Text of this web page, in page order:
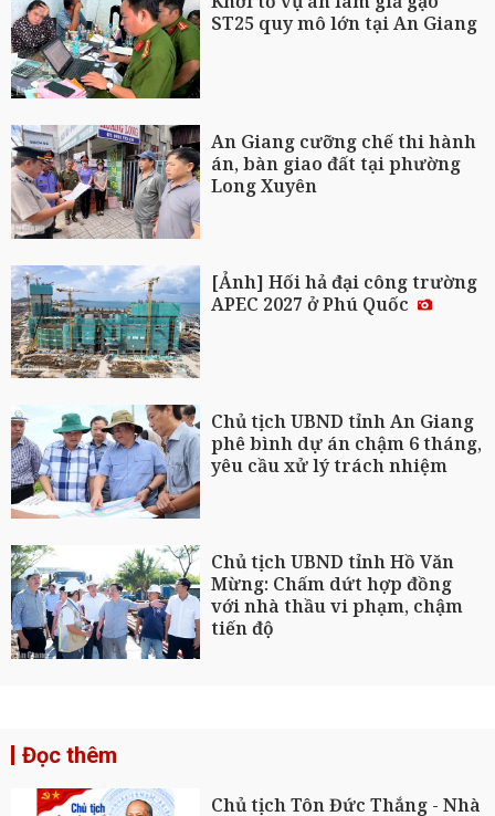
ST25 quy mô lớn tại An Giang
An Giang cưỡng chế thi hành
án, bàn giao đất tại phường
Long Xuyên
[Ảnh] Hối hả đại công trường
APEC 2027 ở Phú Quốc
Chủ tịch UBND tỉnh An Giang
phê bình dự án chậm 6 tháng,
yêu cầu xử lý trách nhiệm
Chủ tịch UBND tỉnh Hồ Văn
Mừng: Chấm dứt hợp đồng
với nhà thầu vi phạm, chậm
tiến độ
Đọc thêm
Chủ tịch Tôn Đức Thắng - Nhà